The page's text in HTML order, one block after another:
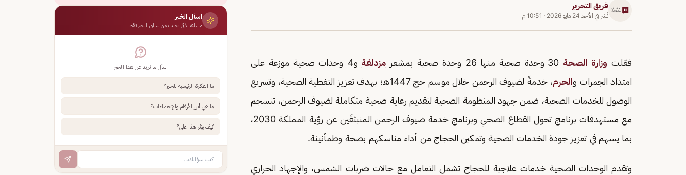
فريق التحرير
نُشر في الأحد 24 مايو 2026 · 10:51 م
فعّلت وزارة الصحة مزدلفة
و4 وحدات صحية موزعة على
امتداد الجمرات والحرم
، خدمةً لضيوف الرحمن خلال موسم حج 1447هـ؛ بهدف تعزيز التغطية الصحية، وتسريع
الوصول للخدمات الصحية، ضمن جهود المنظومة الصحية لتقديم رعاية صحية متكاملة لضيوف الرحمن، تنسجم
مع مستهدفات برنامج تحول القطاع الصحي وبرنامج خدمة ضيوف الرحمن المنبثقَين عن رؤية المملكة 2030،
بما يسهم في تعزيز جودة الخدمات الصحية وتمكين الحجاج من أداء مناسكهم بصحة وطمأنينة.
وتقدم الوحدات الصحية خدمات علاجية للحجاج تشمل التعامل مع حالات ضربات الشمس، والإجهاد الحراري
اسأل الخبر
مساعد ذكي يجيب من سياق الخبر فقط
اسأل ما تريد عن هذا الخبر
ما الفكرة الرئيسية للخبر؟
ما هي أبرز الأرقام والإحصاءات؟
كيف يؤثر هذا علي؟